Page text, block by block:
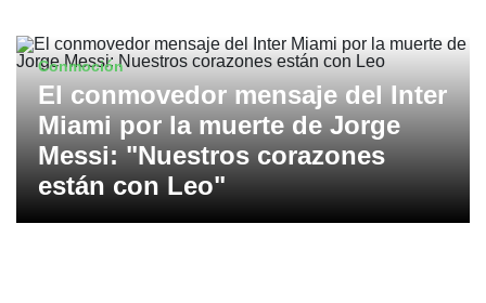
Conmoción
El conmovedor mensaje del Inter
Miami por la muerte de Jorge
Messi: "Nuestros corazones
están con Leo"